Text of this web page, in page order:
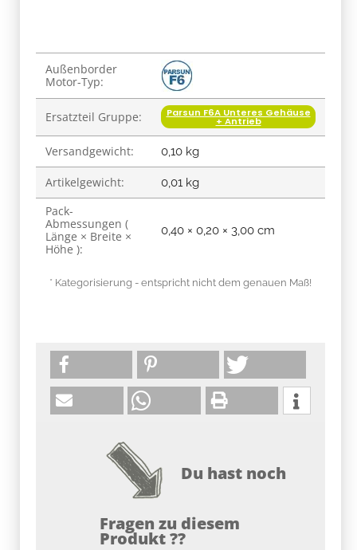
Produkteigenschaft
Wert
Außenborder
Motor-Typ:
Ersatzteil Gruppe: Parsun F6A Unteres Gehäuse
+ Antrieb
Versandgewicht: 0,10 kg
Artikelgewicht: 0,01 kg
Pack-
Abmessungen (
Länge × Breite ×
Höhe ):
0,40 × 0,20 × 3,00 cm
* Kategorisierung - entspricht nicht dem genauen Maß!
Du hast noch
Fragen zu diesem
Produkt ??